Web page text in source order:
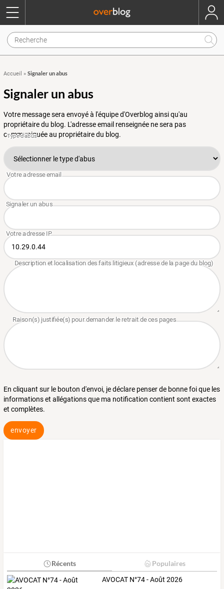
Accueil » Signaler un abus
Signaler un abus
Votre message sera envoyé à l'équipe d'Overblog ainsi qu'au
propriétaire du blog. L'adresse email renseignée ne sera pas
communiquée au propriétaire du blog.
En cliquant sur le bouton d'envoi, je déclare penser de bonne foi que les
informations et allégations que ma notification contient sont exactes
et complètes.
envoyer
Récents Populaires
AVOCAT N°74 - Août 2026